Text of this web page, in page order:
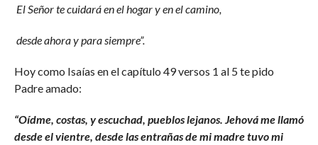
El Señor te cuidará en el hogar y en el camino,
desde ahora y para siempre”.
Hoy como Isaías en el capítulo 49 versos 1 al 5 te pido
Padre amado:
“Oídme, costas, y escuchad, pueblos lejanos. Jehová me llamó
desde el vientre, desde las entrañas de mi madre tuvo mi